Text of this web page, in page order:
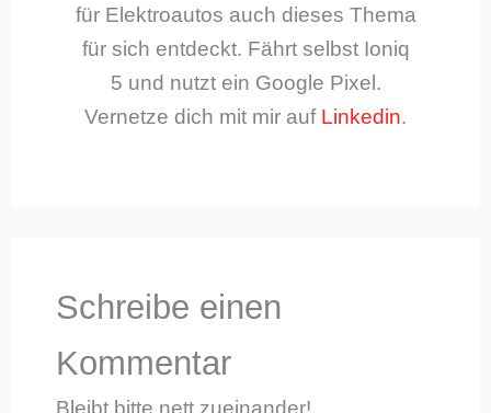
für Elektroautos auch dieses Thema
für sich entdeckt. Fährt selbst Ioniq
5 und nutzt ein Google Pixel.
Vernetze dich mit mir auf Linkedin.
Schreibe einen
Kommentar